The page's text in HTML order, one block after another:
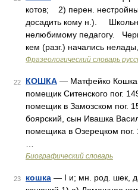
котов; 2) перен.
досадить кому н.).
нелюбимому педагогу.
кем (разг.) начались
Фразеологический словарь
22 КОШКА — Матфейко Кошка
помещик Ситенского пог.
помещик в Замозском пог.
боярский, сын Ивашка
помещика в Озерецком
Биографический словарь
23 кошка — I и; мн. род. шек,